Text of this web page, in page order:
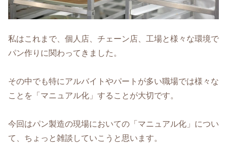
私はこれまで、個人店、チェーン店、工場と様々な環境で
パン作りに関わってきました。
その中でも特にアルバイトやパートが多い職場では様々な
ことを「マニュアル化」することが大切です。
今回はパン製造の現場においての「マニュアル化」につい
て、ちょっと雑談していこうと思います。